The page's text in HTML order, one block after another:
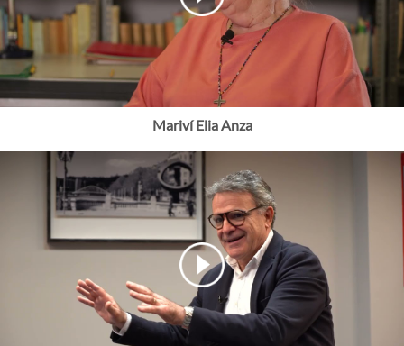
Mariví Elia Anza